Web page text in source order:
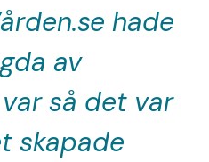
hade
av
så det var
skapade